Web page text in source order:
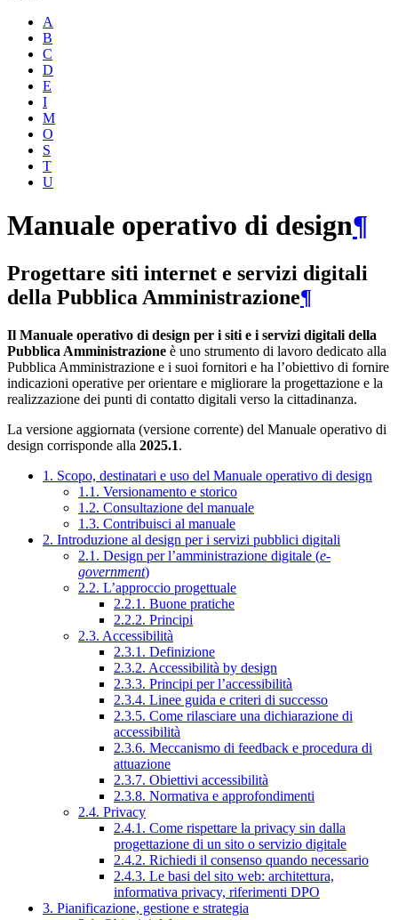
A
B
C
D
E
I
M
O
S
T
U
Manuale operativo di design¶
Progettare siti internet e servizi digitali
della Pubblica Amministrazione¶
Il Manuale operativo di design per i siti e i servizi digitali della
Pubblica Amministrazione è uno strumento di lavoro dedicato alla
Pubblica Amministrazione e i suoi fornitori e ha l’obiettivo di fornire
indicazioni operative per orientare e migliorare la progettazione e la
realizzazione dei punti di contatto digitali verso la cittadinanza.
La versione aggiornata (versione corrente) del Manuale operativo di
design corrisponde alla 2025.1.
1. Scopo, destinatari e uso del Manuale operativo di design
1.1. Versionamento e storico
1.2. Consultazione del manuale
1.3. Contribuisci al manuale
2. Introduzione al design per i servizi pubblici digitali
2.1. Design per l’amministrazione digitale (e-
government)
2.2. L’approccio progettuale
2.2.1. Buone pratiche
2.2.2. Principi
2.3. Accessibilità
2.3.1. Definizione
2.3.2. Accessibilità by design
2.3.3. Principi per l’accessibilità
2.3.4. Linee guida e criteri di successo
2.3.5. Come rilasciare una dichiarazione di
accessibilità
2.3.6. Meccanismo di feedback e procedura di
attuazione
2.3.7. Obiettivi accessibilità
2.3.8. Normativa e approfondimenti
2.4. Privacy
2.4.1. Come rispettare la privacy sin dalla
progettazione di un sito o servizio digitale
2.4.2. Richiedi il consenso quando necessario
2.4.3. Le basi del sito web: architettura,
informativa privacy, riferimenti DPO
3. Pianificazione, gestione e strategia